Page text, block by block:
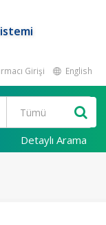
Girişi English
Detaylı Arama